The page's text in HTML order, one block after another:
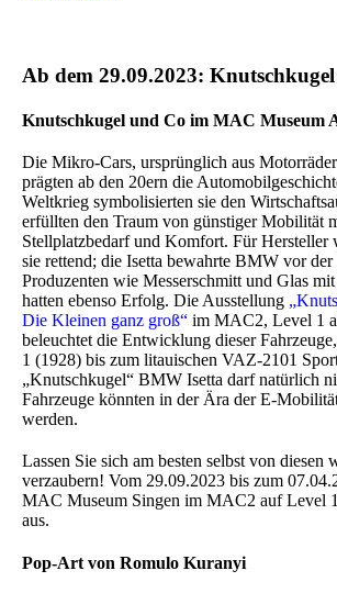
Ab dem 29.09.2023:
Knutschkugel und Co im MAC Museum
Die Mikro-Cars, ursprünglich aus
prägten ab den 20ern die
Weltkrieg symbolisierten sie den
erfüllten den Traum von günstiger Mobilität
Stellplatzbedarf und Komfort. Für
sie rettend; die Isetta bewahrte BMW vor
Produzenten wie Messerschmitt und Glas
hatten ebenso Erfolg. Die Ausstellung
Die Kleinen ganz groß“ im MAC2, Level 1
beleuchtet die Entwicklung dieser
1 (1928) bis zum litauischen VAZ-2101
„Knutschkugel“ BMW Isetta darf natürlich
Fahrzeuge könnten in der Ära der E-
werden.
Lassen Sie sich am besten selbst von diesen
verzaubern! Vom 29.09.2023 bis zum
MAC Museum Singen im MAC2 auf Level
aus.
Pop-Art von Romulo Kuranyi